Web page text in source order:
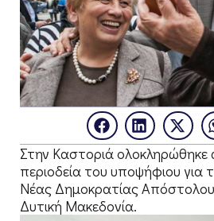
Στην Καστοριά ολοκληρώθηκε
περιοδεία του υποψήφιου για
Νέας Δημοκρατίας
Δυτική Μακεδονία.